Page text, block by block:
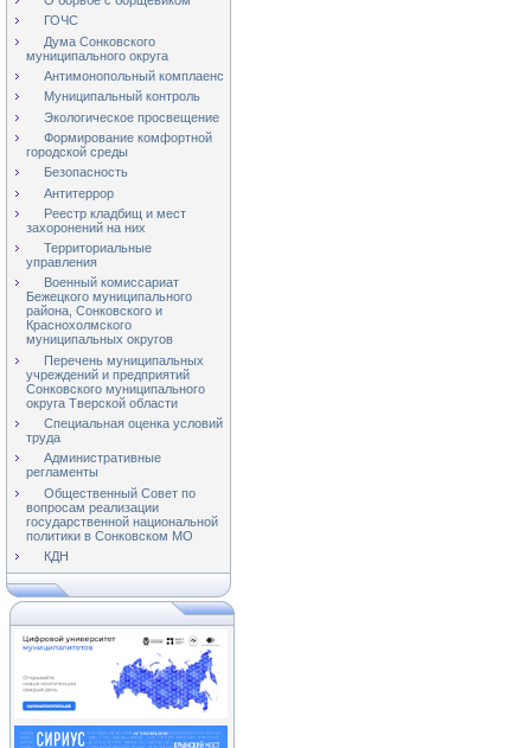
ГОЧС
Дума Сонковского
муниципального округа
Антимонопольный комплаенс
Муниципальный контроль
Экологическое просвещение
Формирование комфортной
городской среды
Безопасность
Антитеррор
Реестр кладбищ и мест
захоронений на них
Территориальные
управления
Военный комиссариат
Бежецкого муниципального
района, Сонковского и
Краснохолмского
муниципальных округов
Перечень муниципальных
учреждений и предприятий
Сонковского муниципального
округа Тверской области
Специальная оценка условий
труда
Административные
регламенты
Общественный Совет по
вопросам реализации
государственной национальной
политики в Сонковском МО
КДН